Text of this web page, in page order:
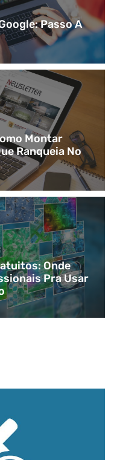
Passo A
Montar
Ranqueia No
Onde
Pra Usar